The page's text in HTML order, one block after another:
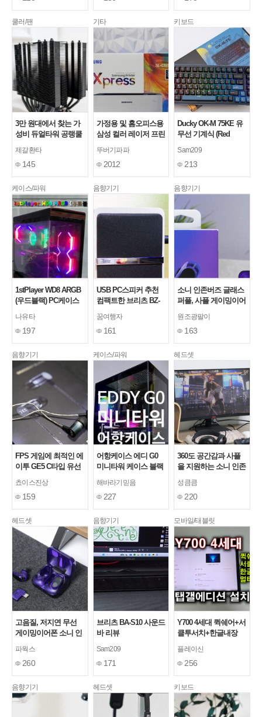
쿨러/팬
3만 원대에서 찾는 가
성비 듀얼타워 공랭쿨
RT620 PRO 카본스틸
제갈환타
145
기타
가정용 및 홈오피스용
삼성 컬러 레이저 프린
키지 추천
뚜버기파파
2012
키보드
Ducky OK-M 75KE 유
무선 기계식 (Red
Sam209
213
케이스/파워
1stPlayer WD8 ARGB
(우드블랙) PC케이스
나유타
197
음향기기
USB PC스피커 추천
컴팩트한 브리츠 BZ-
꿈여행자
161
음향기기
소니 인존버즈 글래스
퍼플, 사플 게이밍이어
원조광팔이
163
음향기기
FPS 게임에 최적인 에
이투 GE5 C타입 유선
쵸이스진상
159
케이스/파워
어항케이스 에디 G0
미니타워 케이스 블랙
해바라기믿음
227
헤드셋
360도 공간감과 사플
을 지원하는 소니 인존
추천!!
성큼큼
220
헤드셋
고음질, 저지연 무선
게이밍이어폰 소니 인
Buds) 사용, 청음기
파웍스
260
음향기기
브리츠 BA-S10 사운드
바 리뷰
Sam209
171
모바일/태블릿
Y700 4세대 퀵쉐어+서
클투서치+한글내장
디션 롬 설치방법 / 능
력자의 LTBOX
플레이신
256
음향기기 헤드셋 키보드